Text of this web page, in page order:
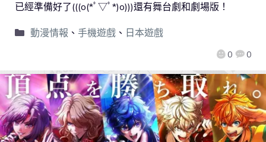
0 0
已經準備好了(((o(*ﾟ▽ﾟ*)o)))還有舞台劇和劇場版！
動漫情報 、 手機遊戲、 日本遊戲